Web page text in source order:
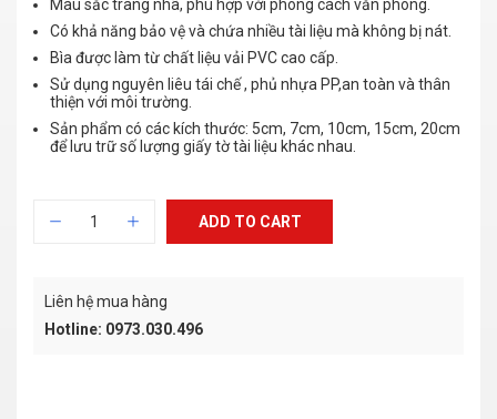
Màu sắc trang nhã, phù hợp với phong cách văn phòng.
Có khả năng bảo vệ và chứa nhiều tài liệu mà không bị nát.
Bìa được làm từ chất liệu vải PVC cao cấp.
Sử dụng nguyên liêu tái chế , phủ nhựa PP,an toàn và thân
thiện với môi trường.
Sản phẩm có các kích thước: 5cm, 7cm, 10cm, 15cm, 20cm
để lưu trữ số lượng giấy tờ tài liệu khác nhau.
ADD TO CART
Liên hệ mua hàng
Hotline: 0973.030.496